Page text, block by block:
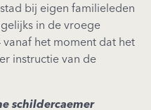
bij eigen familieleden
in de vroege
het moment dat het
instructie van de
schildercaemer